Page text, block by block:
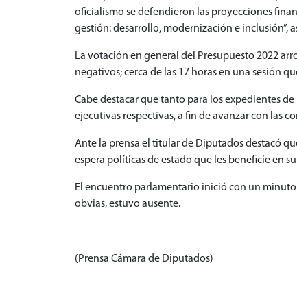
oficialismo se defendieron las proyecciones
gestión: desarrollo, modernización e inclusión”,
La votación en general del Presupuesto 2022
negativos; cerca de las 17 horas en una sesión
Cabe destacar que tanto para los expedientes
ejecutivas respectivas, a fin de avanzar con las
Ante la prensa el titular de Diputados destacó
espera políticas de estado que les beneficie en
El encuentro parlamentario inició con un
obvias, estuvo ausente.
(Prensa Cámara de Diputados)